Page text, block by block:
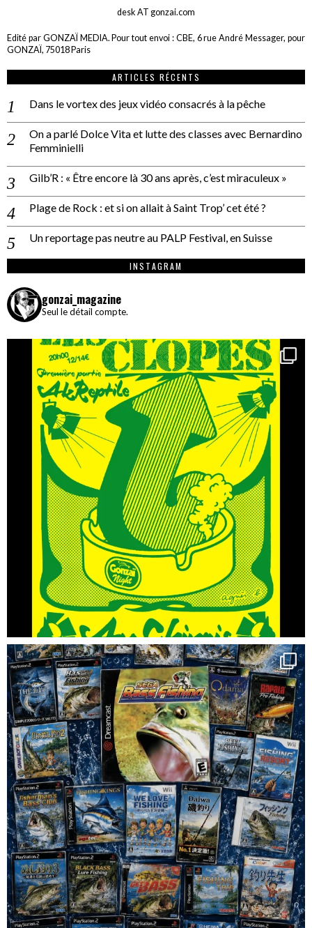
desk AT gonzai.com
Edité par GONZAÏ MEDIA. Pour tout envoi : CBE, 6 rue André Messager, pour
GONZAÏ, 75018 Paris
ARTICLES RÉCENTS
Dans le vortex des jeux vidéo consacrés à la pêche
On a parlé Dolce Vita et lutte des classes avec Bernardino
Femminielli
Gilb’R : « Être encore là 30 ans après, c’est miraculeux »
Plage de Rock : et si on allait à Saint Trop’ cet été ?
Un reportage pas neutre au PALP Festival, en Suisse
INSTAGRAM
gonzai_magazine
Seul le détail compte.